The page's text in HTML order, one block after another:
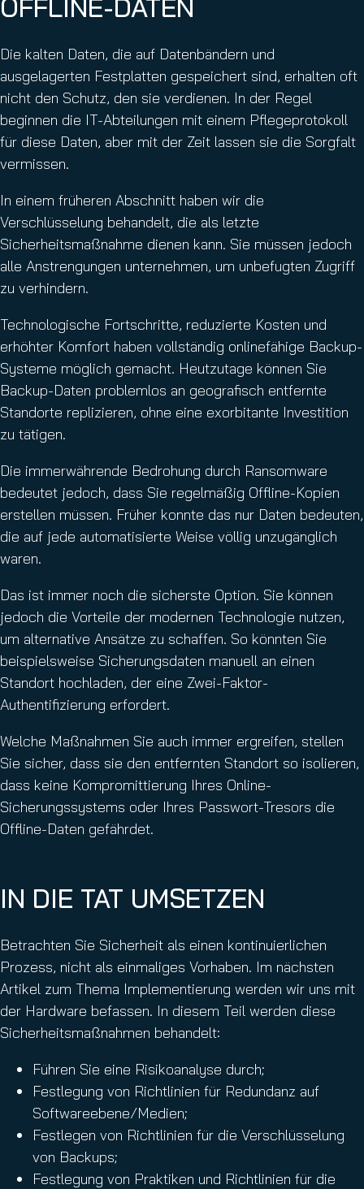
OFFLINE-DATEN
Die kalten Daten, die auf Datenbändern und
ausgelagerten Festplatten gespeichert sind, erhalten oft
nicht den Schutz, den sie verdienen. In der Regel
beginnen die IT-Abteilungen mit einem Pflegeprotokoll
für diese Daten, aber mit der Zeit lassen sie die Sorgfalt
vermissen.
In einem früheren Abschnitt haben wir die
Verschlüsselung behandelt, die als letzte
Sicherheitsmaßnahme dienen kann. Sie müssen jedoch
alle Anstrengungen unternehmen, um unbefugten Zugriff
zu verhindern.
Technologische Fortschritte, reduzierte Kosten und
erhöhter Komfort haben vollständig onlinefähige Backup-
Systeme möglich gemacht. Heutzutage können Sie
Backup-Daten problemlos an geografisch entfernte
Standorte replizieren, ohne eine exorbitante Investition
zu tätigen.
Die immerwährende Bedrohung durch Ransomware
bedeutet jedoch, dass Sie regelmäßig Offline-Kopien
erstellen müssen. Früher konnte das nur Daten bedeuten,
die auf jede automatisierte Weise völlig unzugänglich
waren.
Das ist immer noch die sicherste Option. Sie können
jedoch die Vorteile der modernen Technologie nutzen,
um alternative Ansätze zu schaffen. So könnten Sie
beispielsweise Sicherungsdaten manuell an einen
Standort hochladen, der eine Zwei-Faktor-
Authentifizierung erfordert.
Welche Maßnahmen Sie auch immer ergreifen, stellen
Sie sicher, dass sie den entfernten Standort so isolieren,
dass keine Kompromittierung Ihres Online-
Sicherungssystems oder Ihres Passwort-Tresors die
Offline-Daten gefährdet.
IN DIE TAT UMSETZEN
Betrachten Sie Sicherheit als einen kontinuierlichen
Prozess, nicht als einmaliges Vorhaben. Im nächsten
Artikel zum Thema Implementierung werden wir uns mit
der Hardware befassen. In diesem Teil werden diese
Sicherheitsmaßnahmen behandelt:
Führen Sie eine Risikoanalyse durch;
Festlegung von Richtlinien für Redundanz auf
Softwareebene/Medien;
Festlegen von Richtlinien für die Verschlüsselung
von Backups;
Festlegung von Praktiken und Richtlinien für die